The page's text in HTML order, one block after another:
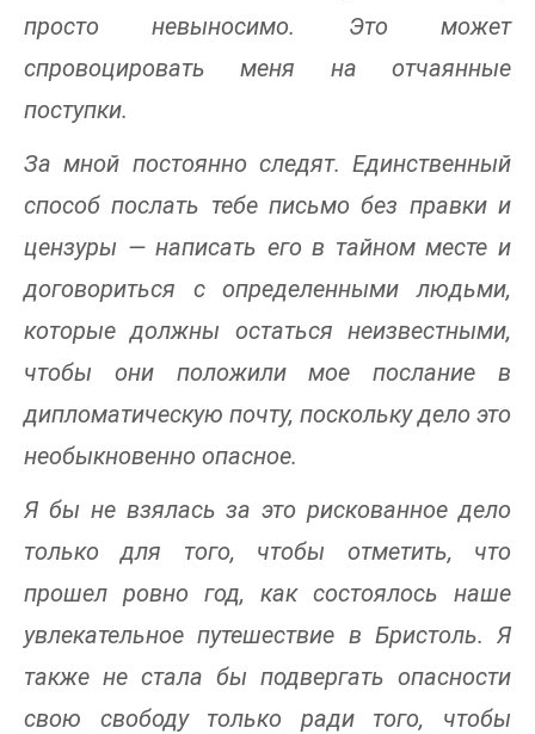
просто невыносимо. Это может
спровоцировать меня на отчаянные
поступки.
За мной постоянно следят. Единственный
способ послать тебе письмо без правки и
цензуры — написать его в тайном месте и
договориться с определенными людьми,
которые должны остаться неизвестными,
чтобы они положили мое послание в
дипломатическую почту, поскольку дело это
необыкновенно опасное.
Я бы не взялась за это рискованное дело
только для того, чтобы отметить, что
прошел ровно год, как состоялось наше
увлекательное путешествие в Бристоль. Я
также не стала бы подвергать опасности
свою свободу только ради того, чтобы